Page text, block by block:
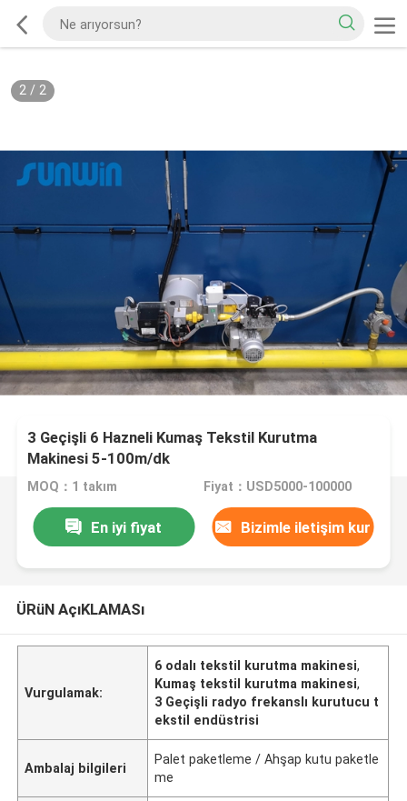
2/ 2
3 Geçişli 6 Hazneli Kumaş Tekstil Kurutma
Makinesi 5-100m/dk
MOQ：1 takım Fiyat：USD5000-100000
En iyi fiyat Bizimle iletişim kur
ÜRüN AçıKLAMASı
Vurgulamak:
6 odalı tekstil kurutma makinesi,
Kumaş tekstil kurutma makinesi,
3 Geçişli radyo frekanslı kurutucu t
ekstil endüstrisi
Ambalaj bilgileri
Palet paketleme / Ahşap kutu paketle
me